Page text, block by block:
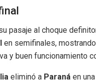
pasaje al choque
en semifinales, mostrando
y buen funcionamiento
eliminó a Paraná en